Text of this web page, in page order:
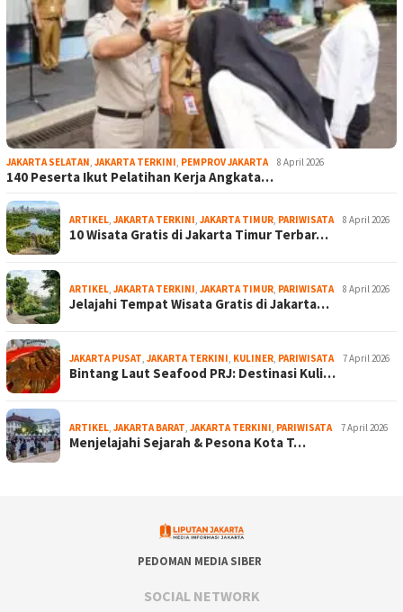
JAKARTA SELATAN, JAKARTA TERKINI, PEMPROV JAKARTA 8 April 2026
140 Peserta Ikut Pelatihan Kerja Angkata…
ARTIKEL, JAKARTA TERKINI, JAKARTA TIMUR, PARIWISATA 8 April 2026
10 Wisata Gratis di Jakarta Timur Terbar…
ARTIKEL, JAKARTA TERKINI, JAKARTA TIMUR, PARIWISATA 8 April 2026
Jelajahi Tempat Wisata Gratis di Jakarta…
JAKARTA PUSAT, JAKARTA TERKINI, KULINER, PARIWISATA 7 April 2026
Bintang Laut Seafood PRJ: Destinasi Kuli…
ARTIKEL, JAKARTA BARAT, JAKARTA TERKINI, PARIWISATA 7 April 2026
Menjelajahi Sejarah & Pesona Kota T…
PEDOMAN MEDIA SIBER
SOCIAL NETWORK